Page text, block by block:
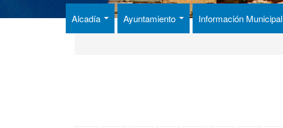
Alcadía Ayuntamiento Información Municipal